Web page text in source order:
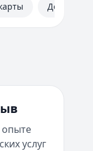
опыте
услуг